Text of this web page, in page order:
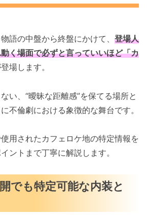
語の中盤から終盤にかけて、 登場人
く場面で必ずと言っていいほど「カ
場します。
い、“曖昧な距離感”を保てる場所と
不倫劇における象徴的な舞台です。
用されたカフェロケ地の特定情報を
ントまで丁寧に解説します。
でも特定可能な内装と